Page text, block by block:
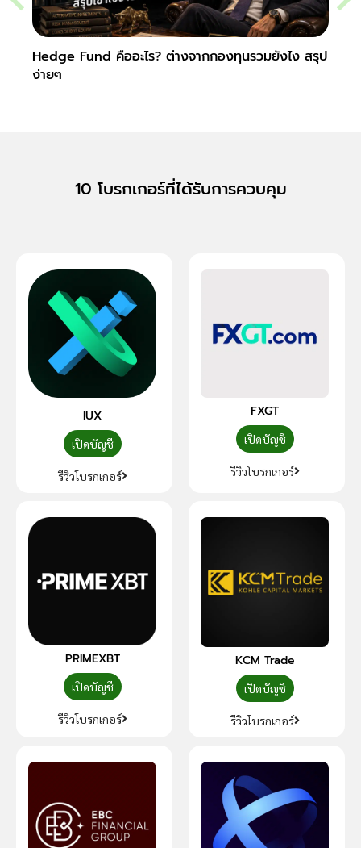
Hedge Fund คืออะไร? ต่างจากกองทุนรวมยังไง สรุป
ง่ายๆ
10 โบรกเกอร์ที่ได้รับการควบคุม
IUX
เปิดบัญชี
รีวิวโบรกเกอร์
FXGT
เปิดบัญชี
รีวิวโบรกเกอร์
PRIMEXBT
เปิดบัญชี
รีวิวโบรกเกอร์
KCM Trade
เปิดบัญชี
รีวิวโบรกเกอร์